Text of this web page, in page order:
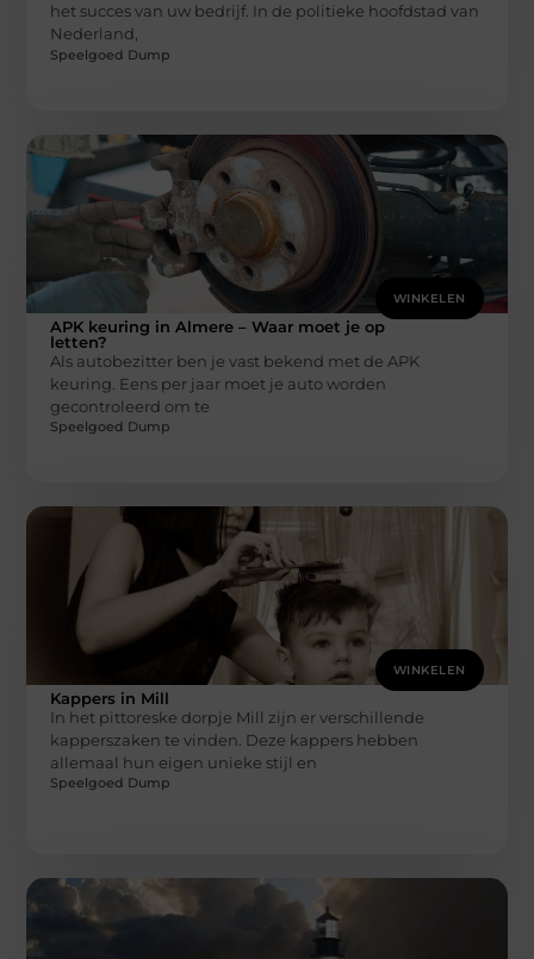
het succes van uw bedrijf. In de politieke hoofdstad van
Nederland,
Speelgoed Dump
WINKELEN
APK keuring in Almere – Waar moet je op
letten?
Als autobezitter ben je vast bekend met de APK
keuring. Eens per jaar moet je auto worden
gecontroleerd om te
Speelgoed Dump
WINKELEN
Kappers in Mill
In het pittoreske dorpje Mill zijn er verschillende
kapperszaken te vinden. Deze kappers hebben
allemaal hun eigen unieke stijl en
Speelgoed Dump